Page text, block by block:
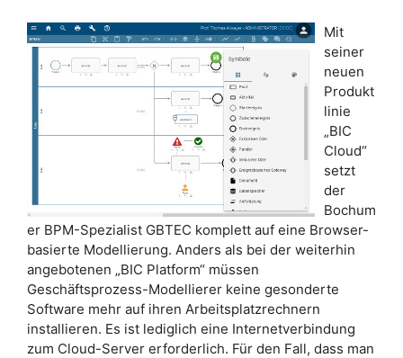
Mit
seiner
neuen
Produkt
linie
„BIC
Cloud“
setzt
der
Bochum
er BPM-Spezialist GBTEC komplett auf eine Browser-
basierte Modellierung. Anders als bei der weiterhin
angebotenen „BIC Platform“ müssen
Geschäftsprozess-Modellierer keine gesonderte
Software mehr auf ihren Arbeitsplatzrechnern
installieren. Es ist lediglich eine Internetverbindung
zum Cloud-Server erforderlich. Für den Fall, dass man